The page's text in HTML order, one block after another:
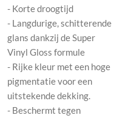
- Korte droogtijd
- Langdurige, schitterende
glans dankzij de Super
Vinyl Gloss formule
- Rijke kleur met een hoge
pigmentatie voor een
uitstekende dekking.
- Beschermt tegen